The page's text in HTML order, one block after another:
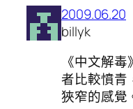
2009.06.20
billyk
《中文解
者比較憤青
狹窄的感覺